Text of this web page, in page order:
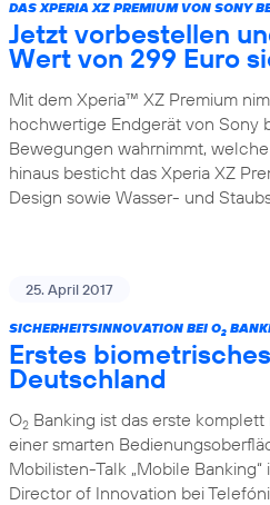
DAS XPERIA XZ PREMIUM VON SONY
Jetzt vorbestellen
Wert von 299 Euro
Mit dem Xperia™ XZ Premium
hochwertige Endgerät von Sony
Bewegungen wahrnimmt,
hinaus besticht das Xperia XZ
Design sowie Wasser- und
25. April 2017
SICHERHEITSINNOVATION BEI O2
Erstes
Deutschland
O2 Banking ist das erste
einer smarten
Mobilisten-Talk „Mobile
Director of Innovation bei